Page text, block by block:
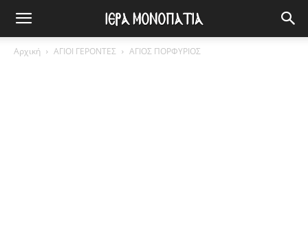
Αρχική ΑΓΙΟΙ ΓΕΡΟΝΤΕΣ ΑΓΙΟΣ ΠΟΡΦΥΡΙΟΣ